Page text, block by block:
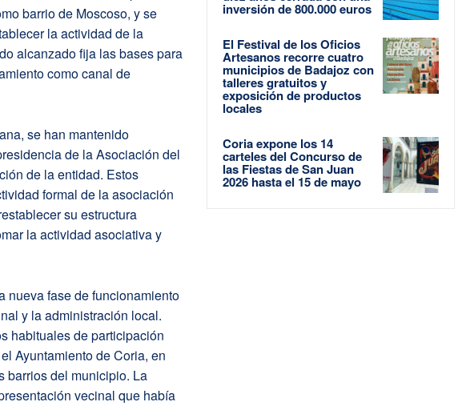
barrio de Moscoso, y se
la actividad de la
alcanzado fija las bases para
como canal de
se han mantenido
de la Asociación del
de la entidad. Estos
formal de la asociación
su estructura
la actividad asociativa y
nueva fase de funcionamiento
y la administración local.
habituales de participación
Ayuntamiento de Coria, en
barrios del municipio. La
vecinal que había
inversión de 800.000 euros
El Festival de los Oficios
Artesanos recorre cuatro
municipios de Badajoz con
talleres gratuitos y
exposición de productos
locales
Coria expone los 14
carteles del Concurso de
las Fiestas de San Juan
2026 hasta el 15 de mayo